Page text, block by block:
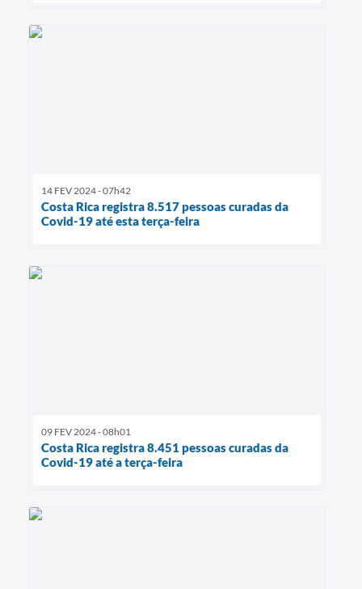
14 FEV 2024 - 07h42
Costa Rica registra 8.517 pessoas curadas da
Covid-19 até esta terça-feira
09 FEV 2024 - 08h01
Costa Rica registra 8.451 pessoas curadas da
Covid-19 até a terça-feira